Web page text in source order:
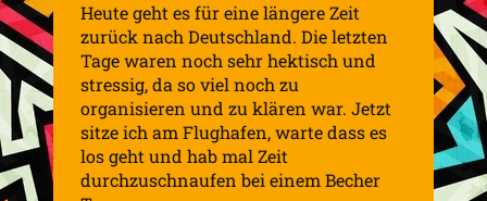
Heute geht es für eine längere Zeit
zurück nach Deutschland. Die letzten
Tage waren noch sehr hektisch und
stressig, da so viel noch zu
organisieren und zu klären war. Jetzt
sitze ich am Flughafen, warte dass es
los geht und hab mal Zeit
durchzuschnaufen bei einem Becher